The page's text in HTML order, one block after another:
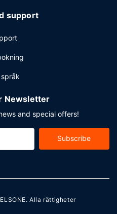
support
Newsletter
and special offers!
Subscribe
. Alla rättigheter